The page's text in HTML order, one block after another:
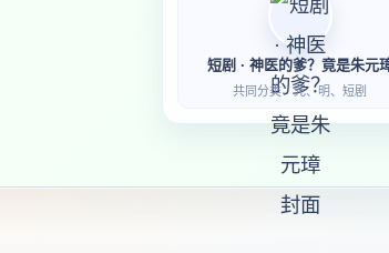
短剧 · 神医的爹？竟是朱元
共同分类：元、明、短剧